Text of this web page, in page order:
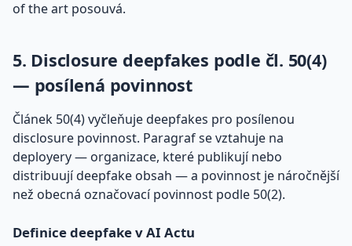
of the art posouvá.
5. Disclosure deepfakes podle čl. 50(4)
— posílená povinnost
Článek 50(4) vyčleňuje deepfakes pro posílenou
disclosure povinnost. Paragraf se vztahuje na
deployery — organizace, které publikují nebo
distribuují deepfake obsah — a povinnost je náročnější
než obecná označovací povinnost podle 50(2).
Definice deepfake v AI Actu